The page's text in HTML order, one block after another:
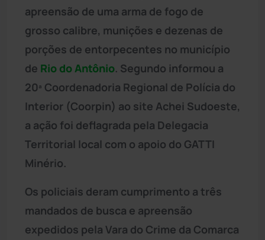
apreensão de uma arma de fogo de
grosso calibre, munições e dezenas de
porções de entorpecentes no município
de Rio do Antônio. Segundo informou a
20ª Coordenadoria Regional de Polícia do
Interior (Coorpin) ao site Achei Sudoeste,
a ação foi deflagrada pela Delegacia
Territorial local com o apoio do GATTI
Minério.
Os policiais deram cumprimento a três
mandados de busca e apreensão
expedidos pela Vara do Crime da Comarca